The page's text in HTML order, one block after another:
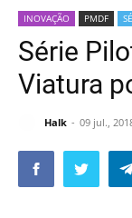
INOVAÇÃO PMDF
Série
Viatura
Halk 09 jul.,